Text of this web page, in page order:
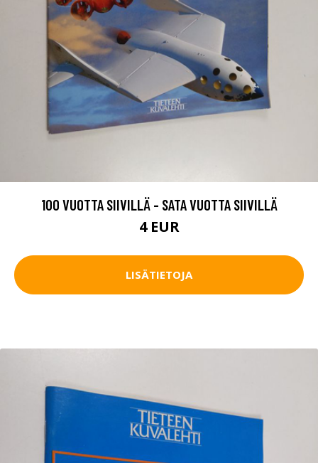
100 VUOTTA SIIVILLÄ - SATA VUOTTA SIIVILLÄ
4 EUR
LISÄTIETOJA